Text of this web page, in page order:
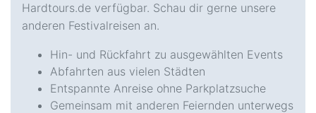
Hardtours.de verfügbar. Schau dir gerne unsere
anderen Festivalreisen an.
Hin- und Rückfahrt zu ausgewählten Events
Abfahrten aus vielen Städten
Entspannte Anreise ohne Parkplatzsuche
Gemeinsam mit anderen Feiernden unterwegs